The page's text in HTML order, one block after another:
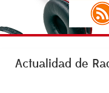
Actualidad de